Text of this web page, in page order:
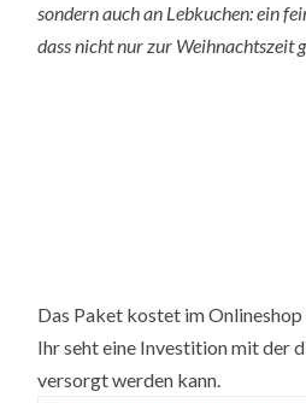
sondern auch an Lebkuchen: ein
dass nicht nur zur Weihnachtszeit
Das Paket kostet im
Ihr seht eine Investition mit der
versorgt werden kann.